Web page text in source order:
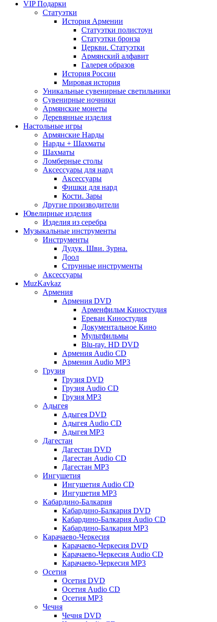
VIP Подарки
Статуэтки
История Армении
Статуэтки полистоун
Статуэтки бронза
Церкви. Статуэтки
Армянский алфавит
Галерея образов
История России
Мировая история
Уникальные сувенирные светильники
Сувенирные ночники
Армянские монеты
Деревянные изделия
Настольные игры
Армянские Нарды
Нарды + Шахматы
Шахматы
Ломберные столы
Аксессуары для нард
Аксессуары
Фишки для нард
Кости. Зары
Другие производители
Ювелирные изделия
Изделия из серебра
Музыкальные инструменты
Инструменты
Дудук. Шви. Зурна.
Доол
Струнные инструменты
Аксессуары
MuzKavkaz
Армения
Армения DVD
Арменфильм Киностудия
Ереван Киностудия
Документальное Кино
Мультфильмы
Blu-ray. HD DVD
Армения Audio CD
Армения Audio MP3
Грузия
Грузия DVD
Грузия Audio CD
Грузия MP3
Адыгея
Адыгея DVD
Адыгея Audio CD
Адыгея MP3
Дагестан
Дагестан DVD
Дагестан Audio CD
Дагестан MP3
Ингушетия
Ингушетия Audio CD
Ингушетия MP3
Кабардино-Балкария
Кабардино-Балкария DVD
Кабардино-Балкария Audio CD
Кабардино-Балкария MP3
Карачаево-Черкесия
Карачаево-Черкесия DVD
Карачаево-Черкесия Audio CD
Карачаево-Черкесия MP3
Осетия
Осетия DVD
Осетия Audio CD
Осетия MP3
Чечня
Чечня DVD